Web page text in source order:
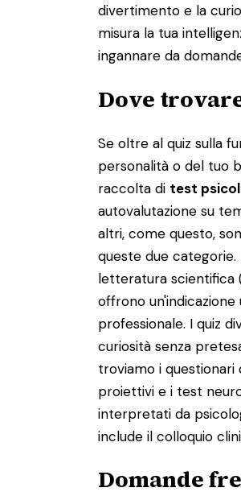
divertimento e la
misura la tua
ingannare da
Dove
Se oltre al quiz sulla
personalità o del tuo
raccolta di test
autovalutazione su
altri, come questo,
queste due categorie.
letteratura scientifica
offrono
professionale. I quiz
curiosità senza
troviamo i questionari
proiettivi e i test
interpretati da
include il colloquio
Domande